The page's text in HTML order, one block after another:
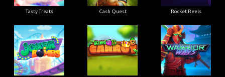
Tasty Treats Cash Quest Rocket Reels